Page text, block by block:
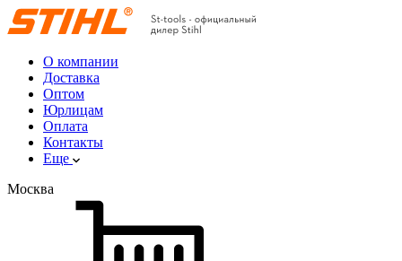
О компании
Доставка
Оптом
Юрлицам
Оплата
Контакты
Еще
Москва